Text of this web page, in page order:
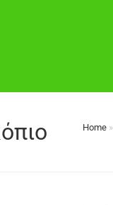
Home »